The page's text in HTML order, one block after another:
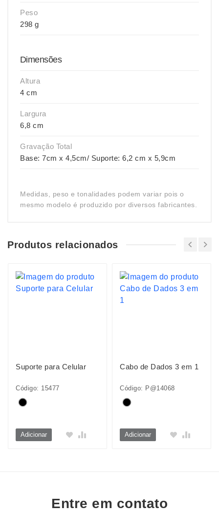
Peso
298 g
Dimensões
Altura
4 cm
Largura
6,8 cm
Gravação Total
Base: 7cm x 4,5cm/ Suporte: 6,2 cm x 5,9cm
Medidas, peso e tonalidades podem variar pois o
mesmo modelo é produzido por diversos fabricantes.
Produtos relacionados
Suporte para Celular
Código: 15477
Adicionar
Cabo de Dados 3 em 1
Código: P@14068
Adicionar
Entre em contato